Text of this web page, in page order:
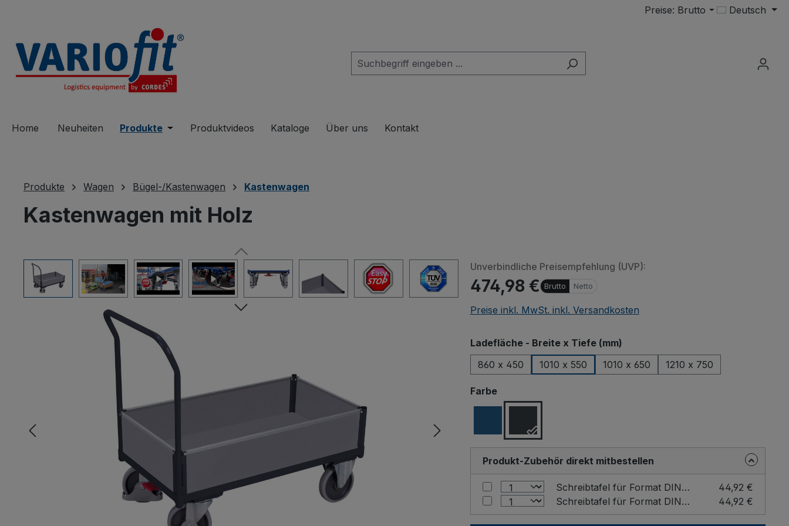
Preise: Brutto Deutsch
Home Neuheiten Produkte Öffne oder Schließe das Dropdown der Kategorie Produkte
Produktvideos Kataloge Über uns Kontakt
Produkte Wagen Bügel-/Kastenwagen Kastenwagen
Kastenwagen mit Holz
Bildergalerie überspringen Unverbindliche Preisempfehlung (UVP):
474,98 € Brutto Netto
Preise inkl. MwSt. inkl. Versandkosten
Ladefläche - Breite x Tiefe (mm)auswählen
860 x 450
1010 x 550 1010 x 650 1210 x 750
Farbeauswählen
Produkt-Zubehör direkt mitbestellen
Schreibtafel für Format DIN A4 Farbe: Grau / Format: DIN A4 hoch
44,92 €
Schreibtafel für Format DIN A4 Farbe: Grau / Format: DIN A4 quer
44,92 €